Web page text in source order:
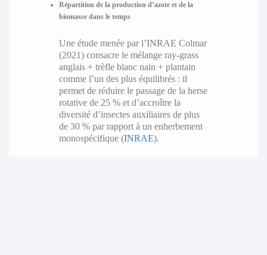
Répartition de la production d’azote et de la
biomasse dans le temps
Une étude menée par l’INRAE Colmar
(2021) consacre le mélange ray-grass
anglais + trèfle blanc nain + plantain
comme l’un des plus équilibrés : il
permet de réduire le passage de la herse
rotative de 25 % et d’accroître la
diversité d’insectes auxiliaires de plus
de 30 % par rapport à un enherbement
monospécifique (INRAE).